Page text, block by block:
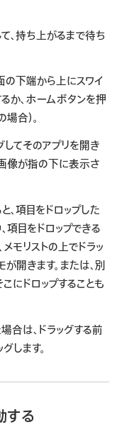
、持ち上がるまで待ち
の下端から上にスワイ
か、ホームボタンを押
合）。
てそのアプリを開き
像が指の下に表示さ
、項目をドロップした
項目をドロップできる
メモリストの上でドラッ
が開きます。または、別
にドロップすることも
合は、ドラッグする前
します。
する